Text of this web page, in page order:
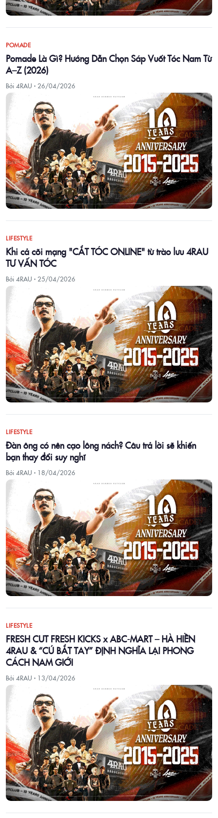
POMADE
Pomade Là Gì? Hướng Dẫn Chọn Sáp Vuốt Tóc Nam Từ
A–Z (2026)
Bởi 4RAU · 26/04/2026
LIFESTYLE
Khi cả cõi mạng "CẮT TÓC ONLINE" từ trào lưu 4RAU
TƯ VẤN TÓC
Bởi 4RAU · 25/04/2026
LIFESTYLE
Đàn ông có nên cạo lông nách? Câu trả lời sẽ khiến
bạn thay đổi suy nghĩ
Bởi 4RAU · 18/04/2026
LIFESTYLE
FRESH CUT FRESH KICKS x ABC-MART – HÀ HIỀN
4RAU & “CÚ BẮT TAY” ĐỊNH NGHĨA LẠI PHONG
CÁCH NAM GIỚI
Bởi 4RAU · 13/04/2026